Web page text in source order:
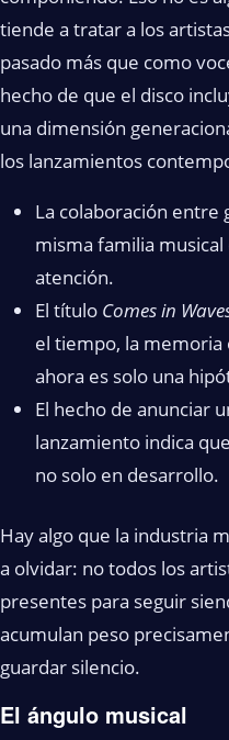
tiende a tratar a los
pasado más que como
hecho de que el disco
una dimensión
los lanzamientos
La colaboración entre
misma familia
atención.
El título Comes in
el tiempo, la memoria
ahora es solo una
El hecho de anunciar
lanzamiento indica
no solo en desarrollo.
Hay algo que la industria
a olvidar: no todos los
presentes para seguir
acumulan peso
guardar silencio.
El ángulo musical